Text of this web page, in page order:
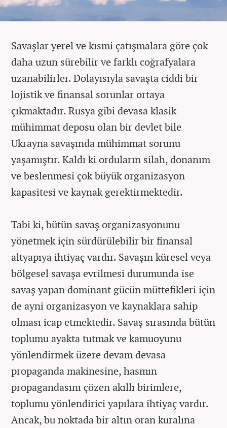
Savaşlar yerel ve kısmi çatışmalara göre çok
daha uzun sürebilir ve farklı coğrafyalara
uzanabilirler. Dolayısıyla savaşta ciddi bir
lojistik ve finansal sorunlar ortaya
çıkmaktadır. Rusya gibi devasa klasik
mühimmat deposu olan bir devlet bile
Ukrayna savaşında mühimmat sorunu
yaşamıştır. Kaldı ki orduların silah, donanım
ve beslenmesi çok büyük organizasyon
kapasitesi ve kaynak gerektirmektedir.
Tabi ki, bütün savaş organizasyonunu
yönetmek için sürdürülebilir bir finansal
altyapıya ihtiyaç vardır. Savaşın küresel veya
bölgesel savaşa evrilmesi durumunda ise
savaş yapan dominant gücün müttefikleri için
de ayni organizasyon ve kaynaklara sahip
olması icap etmektedir. Savaş sırasında bütün
toplumu ayakta tutmak ve kamuoyunu
yönlendirmek üzere devam devasa
propaganda makinesine, hasmın
propagandasını çözen akıllı birimlere,
toplumu yönlendirici yapılara ihtiyaç vardır.
Ancak, bu noktada bir altın oran kuralına